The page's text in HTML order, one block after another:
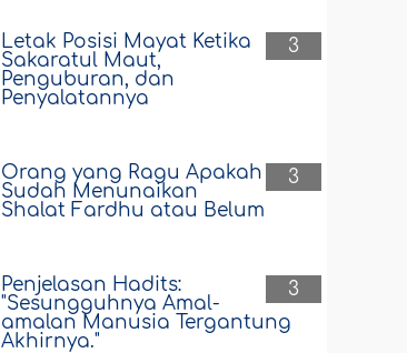
3
Letak Posisi Mayat Ketika
Sakaratul Maut,
Penguburan, dan
Penyalatannya
3
Orang yang Ragu Apakah
Sudah Menunaikan
Shalat Fardhu atau Belum
3
Penjelasan Hadits:
"Sesungguhnya Amal-
amalan Manusia Tergantung
Akhirnya."